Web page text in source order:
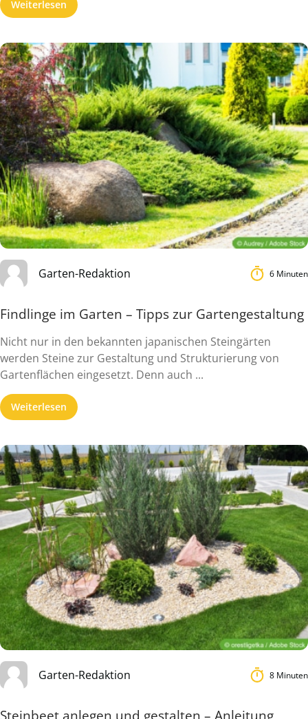
Weiterlesen
Garten-Redaktion 6 Minuten
Findlinge im Garten – Tipps zur Gartengestaltung
Nicht nur in den bekannten japanischen Steingärten
werden Steine zur Gestaltung und Strukturierung von
Gartenflächen eingesetzt. Denn auch ...
Weiterlesen
Garten-Redaktion 8 Minuten